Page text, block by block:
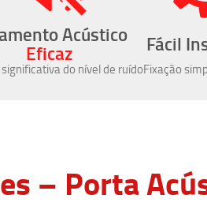
Acústico
Eficaz
do nível de ruído
Fácil
Fixação
– Porta